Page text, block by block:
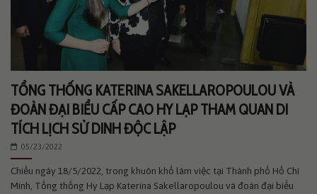
TỔNG THỐNG KATERINA SAKELLAROPOULOU VÀ
ĐOÀN ĐẠI BIỂU CẤP CAO HY LẠP THAM QUAN DI
TÍCH LỊCH SỬ DINH ĐỘC LẬP
05/23/2022
Chiều ngày 18/5/2022, trong khuôn khổ làm việc tại Thành phố Hồ Chí
Minh, Tổng thống Hy Lạp Katerina Sakellaropoulou và đoàn đại biểu